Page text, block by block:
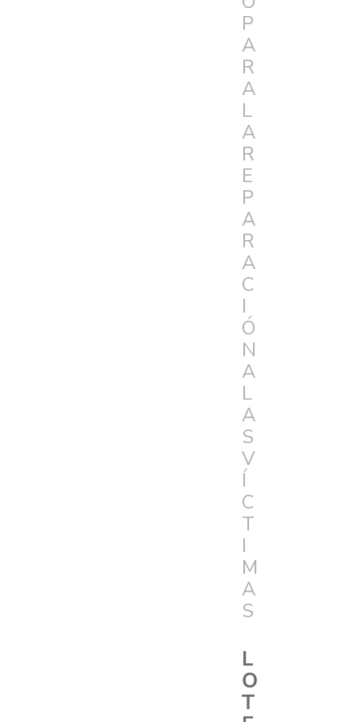
P
A
R
A
L
A
R
E
P
A
R
A
C
I
Ó
N
A
L
A
S
V
Í
C
T
I
M
A
S
L
O
T